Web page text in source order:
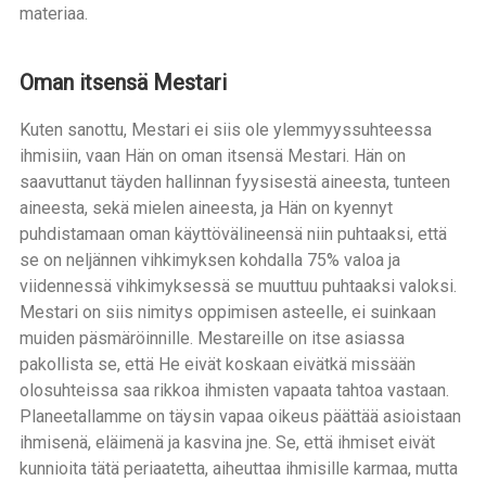
materiaa.
Oman itsensä Mestari
Kuten sanottu, Mestari ei siis ole ylemmyyssuhteessa
ihmisiin, vaan Hän on oman itsensä Mestari. Hän on
saavuttanut täyden hallinnan fyysisestä aineesta, tunteen
aineesta, sekä mielen aineesta, ja Hän on kyennyt
puhdistamaan oman käyttövälineensä niin puhtaaksi, että
se on neljännen vihkimyksen kohdalla 75% valoa ja
viidennessä vihkimyksessä se muuttuu puhtaaksi valoksi.
Mestari on siis nimitys oppimisen asteelle, ei suinkaan
muiden päsmäröinnille. Mestareille on itse asiassa
pakollista se, että He eivät koskaan eivätkä missään
olosuhteissa saa rikkoa ihmisten vapaata tahtoa vastaan.
Planeetallamme on täysin vapaa oikeus päättää asioistaan
ihmisenä, eläimenä ja kasvina jne. Se, että ihmiset eivät
kunnioita tätä periaatetta, aiheuttaa ihmisille karmaa, mutta